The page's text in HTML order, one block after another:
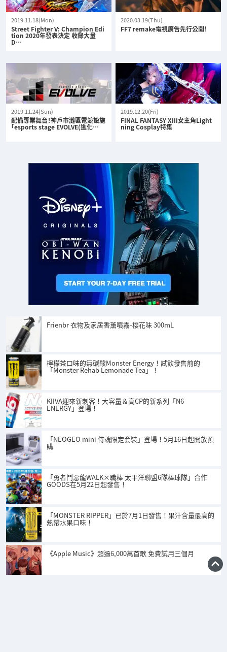
2019.11.18(Mon)
Street Fighter V: Champion Edi
tion 2020年發表決定 收錄大量
D…
2020.03.19(Thu)
FF7 remake電視廣告先行公開！
2019.11.24(Sun)
配備專業舞台！神戶市灘區電競設施
「esports stage EVOLVE(進化…
2019.12.20(Fri)
FINAL FANTASY XIII女主角Light
ning Cosplay特集
Frienbr 衣物及家居香薰噴霧-櫻花味 300mL
檸檬茶口味的無碳酸Monster Energy！試飲發售前的
「Monster Rehab Lemonade Tea」！
KIIVA迎來新刺客！大容量＆高CP的新系列「N6
ENERGY」登場！
「NEOGEO mini 侍魂限定套裝」登場！5月16日起開放預
購
「勇者鬥惡龍WALK×職棒 太平洋聯盟6隊棒球隊」合作
GOODS在5月22日起發售！
「MONSTER RIPPER」已於7月1日發售！果汁含量最高的
熱帶水果口味！
《Apple Music》超過6,000萬首歌 免費試用三個月